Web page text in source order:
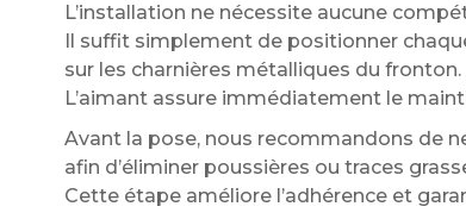
L’installation ne nécessite aucune
Il suffit simplement de positionner
sur les charnières métalliques du fronton.
L’aimant assure immédiatement le
Avant la pose, nous recommandons de
afin d’éliminer poussières ou traces
Cette étape améliore l’adhérence et